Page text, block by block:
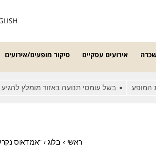
אירועים עסקיים סיקור מופעים/אירועים
בשל עומסי תנועה באזור מומלץ להגיע
ראשי › בלוג › "אמדאוס